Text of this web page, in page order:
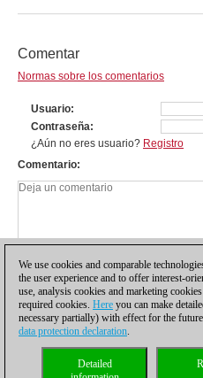
Comentar
Normas sobre los comentarios
Usuario
Contraseña
¿Aún no eres usuario? Registro
Comentario
Política de privacidad |
Licencias
We use cookies and comparable
the user experience and to offer interest-
use, analysis cookies and marketing
required cookies. Here you can make
necessary partially) with effect for the
data protection declaration.
Detailed